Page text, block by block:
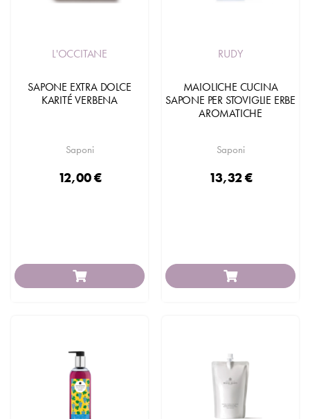
L'OCCITANE
SAPONE EXTRA DOLCE
KARITÉ VERBENA
Saponi
12,00 €
RUDY
MAIOLICHE CUCINA
SAPONE PER STOVIGLIE ERBE
AROMATICHE
Saponi
13,32 €